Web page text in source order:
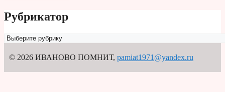
Рубрикатор
Рубрикатор
© 2026 ИВАНОВО ПОМНИТ, pamiat1971@yandex.ru